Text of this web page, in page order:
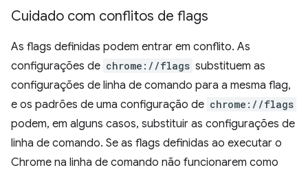
Cuidado com conflitos de flags
As flags definidas podem entrar em conflito. As
configurações de chrome://flags substituem as
configurações de linha de comando para a mesma flag,
e os padrões de uma configuração de chrome://flags
podem, em alguns casos, substituir as configurações de
linha de comando. Se as flags definidas ao executar o
Chrome na linha de comando não funcionarem como